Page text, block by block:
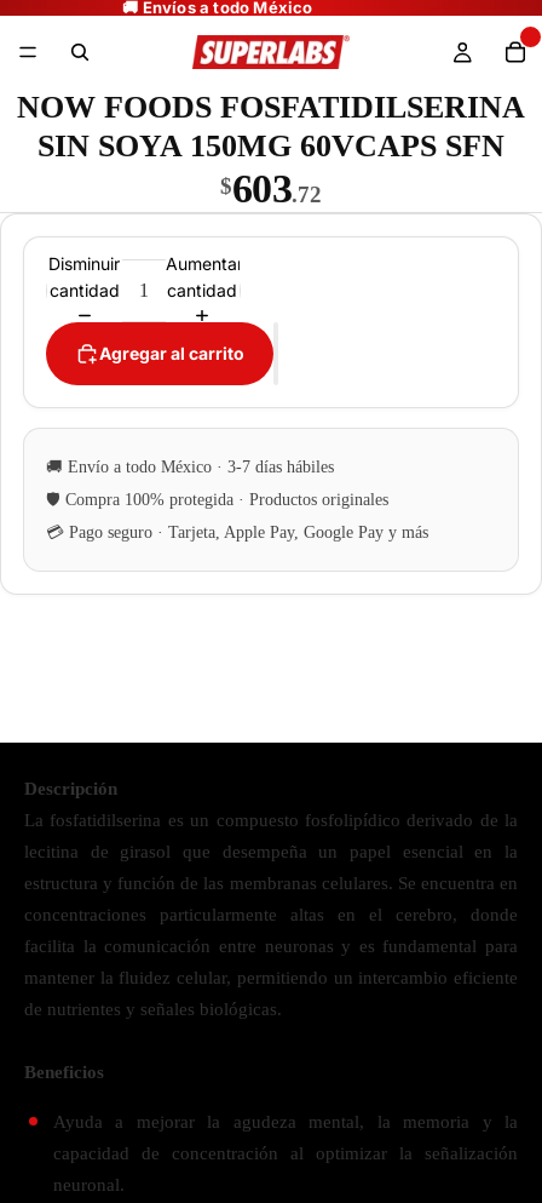
NOW FOODS FOSFATIDILSERINA
SIN SOYA 150MG 60VCAPS SFN
$603.72
Disminuir
cantidad
Aumentar
cantidad
Agregar al carrito
Descripción
La fosfatidilserina es un compuesto fosfolipídico derivado de la
lecitina de girasol que desempeña un papel esencial en la
estructura y función de las membranas celulares. Se encuentra en
concentraciones particularmente altas en el cerebro, donde
facilita la comunicación entre neuronas y es fundamental para
mantener la fluidez celular, permitiendo un intercambio eficiente
de nutrientes y señales biológicas.
Beneficios
Ayuda a mejorar la agudeza mental, la memoria y la
capacidad de concentración al optimizar la señalización
neuronal.